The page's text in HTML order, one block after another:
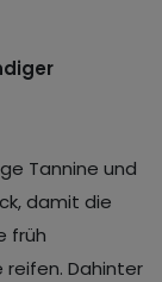
Tannine und
damit die
früh
reifen. Dahinter